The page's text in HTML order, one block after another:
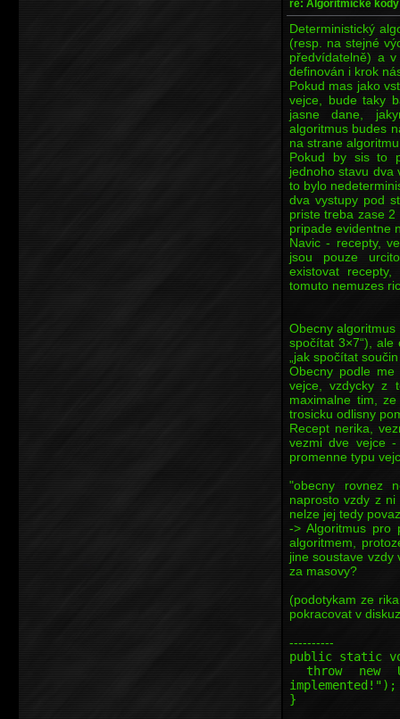
re: Algoritmické kódy
Deterministický
(resp. na stejné
předvídatelně) a
definován i krok
Pokud mas jako
vejce, bude taky
jasne dane,
algoritmus budes
na strane
Pokud by sis to
jednoho stavu dva
to bylo
dva vystupy pod
priste treba zase
pripade evidentne
Navic - recepty,
jsou pouze
existovat
tomuto nemuzes
Obecny
spočítat 3×7“),
„jak spočítat
Obecny podle
vejce, vzdycky z
maximalne tim,
trosicku odlisny
Recept nerika,
vezmi dve vejce
promenne typu
"obecny rovnez
naprosto vzdy z
nelze jej tedy
-> Algoritmus pro
algoritmem,
jine soustave vzdy
za masovy?
(podotykam ze
pokracovat v
----------
public static
throw new
implemented!");
}